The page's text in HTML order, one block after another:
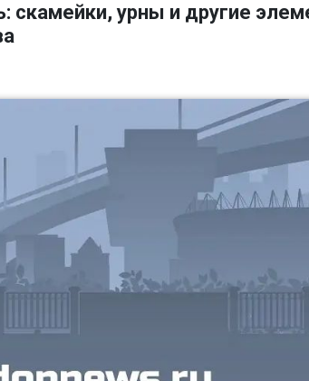
скамейки, урны и другие